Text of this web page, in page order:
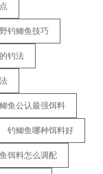
钓鲫鱼技巧
钓法
鱼公认最强饵料
钓鲫鱼哪种饵料好
饵料怎么调配